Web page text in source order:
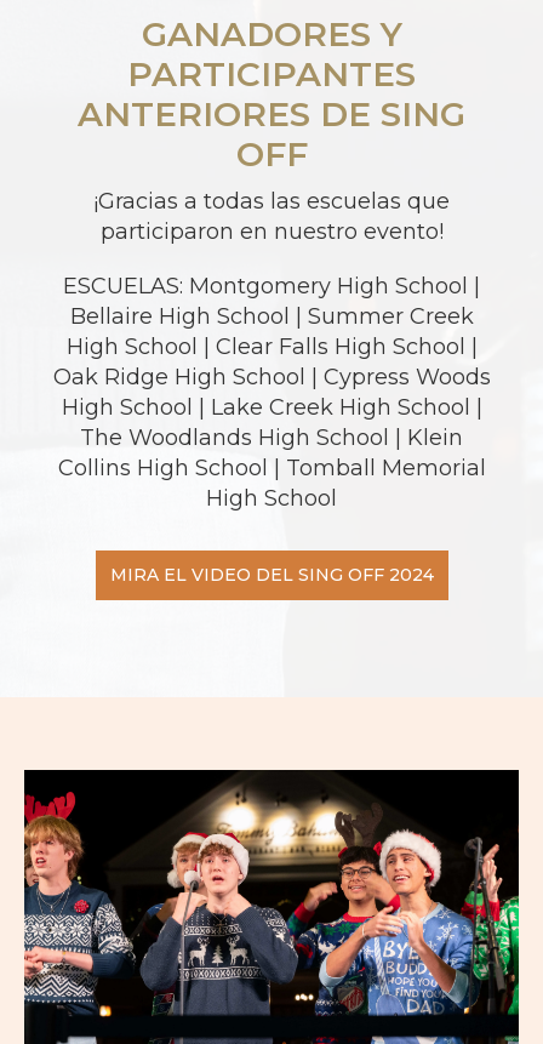
GANADORES Y
PARTICIPANTES
ANTERIORES DE SING
OFF
¡Gracias a todas las escuelas que
participaron en nuestro evento!
ESCUELAS: Montgomery High School |
Bellaire High School | Summer Creek
High School | Clear Falls High School |
Oak Ridge High School | Cypress Woods
High School | Lake Creek High School |
The Woodlands High School | Klein
Collins High School | Tomball Memorial
High School
MIRA EL VIDEO DEL SING OFF 2024